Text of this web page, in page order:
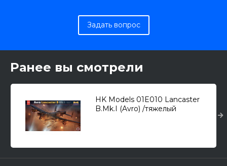
Задать вопрос
Ранее вы смотрели
HK Models 01E010 Lancaster
B.Mk.I (Avro) /тяжелый